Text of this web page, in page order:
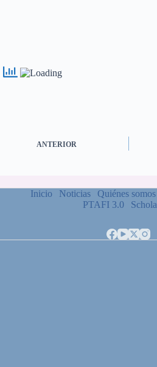
ANTERIOR
Inicio Noticias Quiénes somos
PTAFI 3.0
Schola